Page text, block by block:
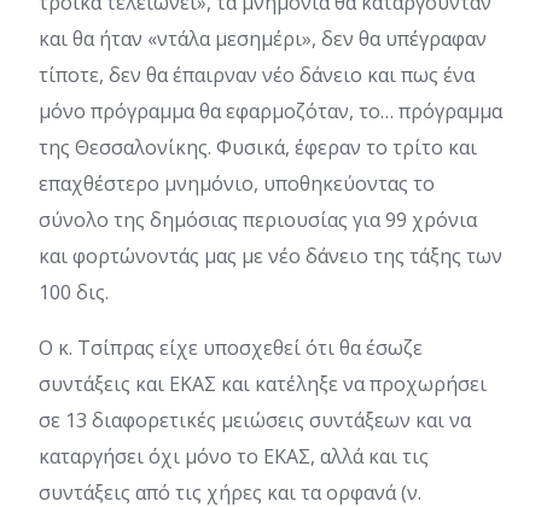
και θα ήταν «ντάλα μεσημέρι», δεν θα υπέγραφαν
τίποτε, δεν θα έπαιρναν νέο δάνειο και πως ένα
μόνο πρόγραμμα θα εφαρμοζόταν, το… πρόγραμμα
της Θεσσαλονίκης. Φυσικά, έφεραν το τρίτο και
επαχθέστερο μνημόνιο, υποθηκεύοντας το
σύνολο της δημόσιας περιουσίας για 99 χρόνια
και φορτώνοντάς μας με νέο δάνειο της τάξης των
100 δις.
Ο κ. Τσίπρας είχε υποσχεθεί ότι θα έσωζε
συντάξεις και ΕΚΑΣ και κατέληξε να προχωρήσει
σε 13 διαφορετικές μειώσεις συντάξεων και να
καταργήσει όχι μόνο το ΕΚΑΣ, αλλά και τις
συντάξεις από τις χήρες και τα ορφανά (ν.